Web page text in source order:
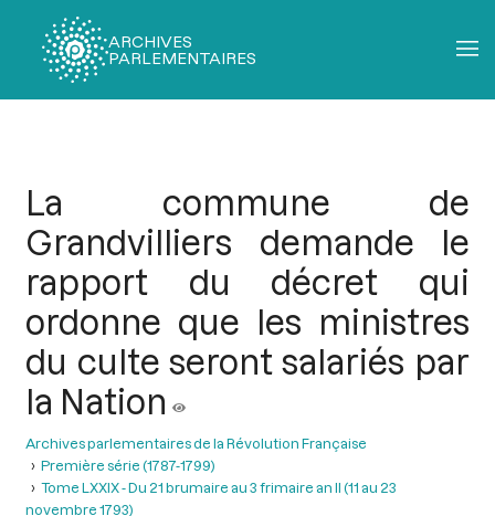
ARCHIVES
PARLEMENTAIRES
La commune de
Grandvilliers demande le
rapport du décret qui
ordonne que les ministres
du culte seront salariés par
la Nation
Archives parlementaires de la Révolution Française
Première série (1787-1799)
Tome LXXIX - Du 21 brumaire au 3 frimaire an II (11 au 23
novembre 1793)